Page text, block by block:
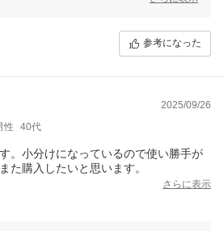
参考になった
2025/09/26
性 40代
。小分けになっているので使い勝手が
た購入したいと思います。
さらに表示